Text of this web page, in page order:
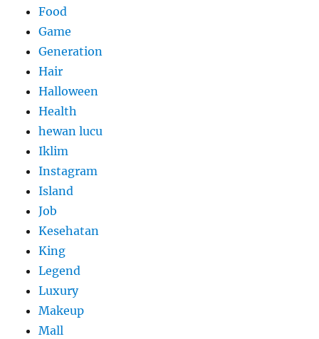
Food
Game
Generation
Hair
Halloween
Health
hewan lucu
Iklim
Instagram
Island
Job
Kesehatan
King
Legend
Luxury
Makeup
Mall